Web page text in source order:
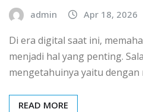
admin Apr 18, 2026
Di era digital saat ini,
menjadi hal yang penting.
mengetahuinya yaitu dengan
READ MORE